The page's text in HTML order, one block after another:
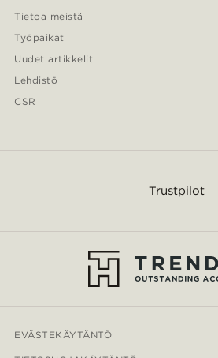
Tietoa meistä
Työpaikat
Uudet artikkelit
Lehdistö
CSR
Trustpilot
EVÄSTEKÄYTÄNTÖ